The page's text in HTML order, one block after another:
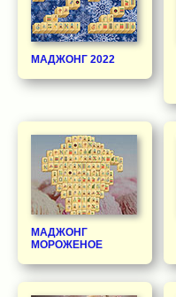
МАДЖОНГ 2022
МАДЖОНГ
МОРОЖЕНОЕ